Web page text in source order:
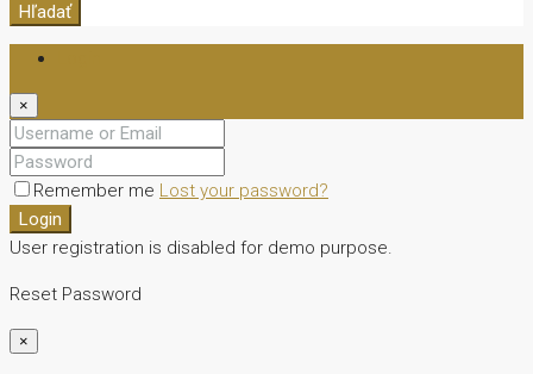
Hľadať
×
Remember me Lost your password?
Login
User registration is disabled for demo purpose.
Reset Password
×